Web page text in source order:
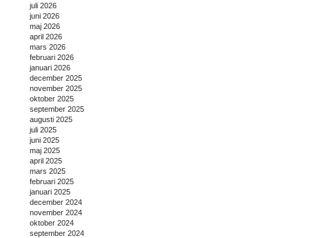
juli 2026
juni 2026
maj 2026
april 2026
mars 2026
februari 2026
januari 2026
december 2025
november 2025
oktober 2025
september 2025
augusti 2025
juli 2025
juni 2025
maj 2025
april 2025
mars 2025
februari 2025
januari 2025
december 2024
november 2024
oktober 2024
september 2024